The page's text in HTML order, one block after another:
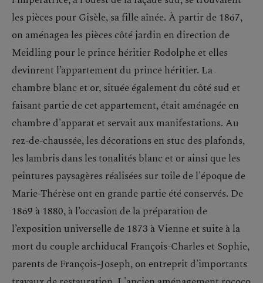
les pièces pour Gisèle, sa fille aînée. À partir de 1867,
on aménagea les pièces côté jardin en direction de
Meidling pour le prince héritier Rodolphe et elles
devinrent l’appartement du prince héritier. La
chambre blanc et or, située également du côté sud et
faisant partie de cet appartement, était aménagée en
chambre d'apparat et servait aux manifestations. Au
rez-de-chaussée, les décorations en stuc des plafonds,
les lambris dans les tonalités blanc et or ainsi que les
peintures paysagères réalisées sur toile de l'époque de
Marie-Thérèse ont en grande partie été conservés. De
1869 à 1880, à l’occasion de la préparation de
l’exposition universelle de 1873 à Vienne et suite à la
mort du couple archiducal François-Charles et Sophie,
parents de François-Joseph, on entreprit d'importants